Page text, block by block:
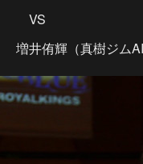
VS
増井侑輝（真樹ジム